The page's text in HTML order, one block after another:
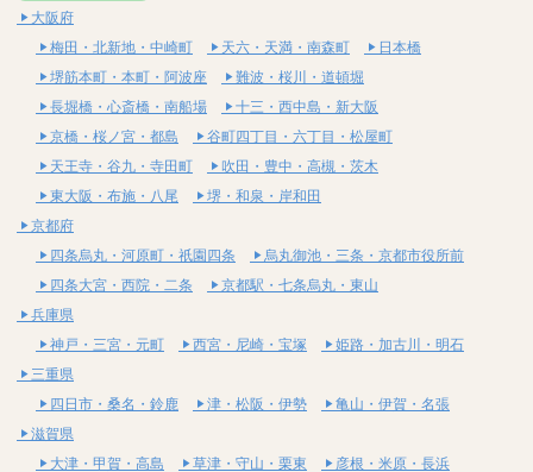
大阪府
梅田・北新地・中崎町
天六・天満・南森町
日本橋
堺筋本町・本町・阿波座
難波・桜川・道頓堀
長堀橋・心斎橋・南船場
十三・西中島・新大阪
京橋・桜ノ宮・都島
谷町四丁目・六丁目・松屋町
天王寺・谷九・寺田町
吹田・豊中・高槻・茨木
東大阪・布施・八尾
堺・和泉・岸和田
京都府
四条烏丸・河原町・祇園四条
烏丸御池・三条・京都市役所前
四条大宮・西院・二条
京都駅・七条烏丸・東山
兵庫県
神戸・三宮・元町
西宮・尼崎・宝塚
姫路・加古川・明石
三重県
四日市・桑名・鈴鹿
津・松阪・伊勢
亀山・伊賀・名張
滋賀県
大津・甲賀・高島
草津・守山・栗東
彦根・米原・長浜